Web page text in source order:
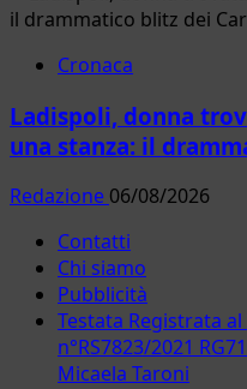
Cronaca
Ladispoli, donna
una stanza: il
Redazione 06/08/2026
Contatti
Chi siamo
Pubblicità
Testata Registrata
n°RS7823/2021
Micaela Taroni